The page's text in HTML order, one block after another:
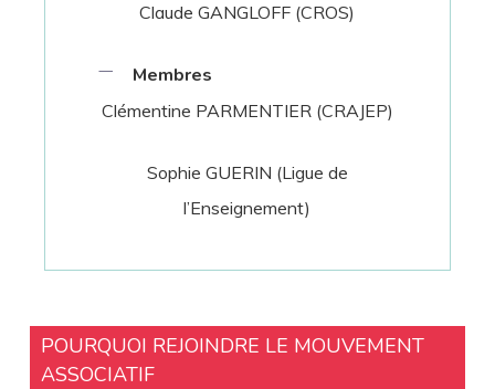
Claude GANGLOFF (CROS)
Membres
Clémentine PARMENTIER (CRAJEP)
Sophie GUERIN (Ligue de
l’Enseignement)
POURQUOI REJOINDRE LE MOUVEMENT
ASSOCIATIF